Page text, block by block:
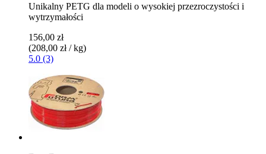
Unikalny PETG dla modeli o wysokiej przezroczystości i
wytrzymałości
156,00 zł
(208,00 zł / kg)
5.0 (3)